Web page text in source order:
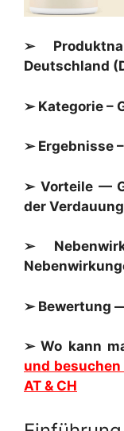
➢
Deutschland
➢ Kategorie –
➢ Ergebnisse
➢ Vorteile —
der
➢
➢
➢ Wo kann
und besuchen
AT & CH